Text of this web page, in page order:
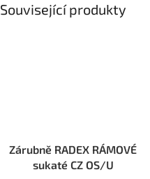
Související produkty
Zárubně RADEX RÁMOVÉ
sukaté CZ OS/U